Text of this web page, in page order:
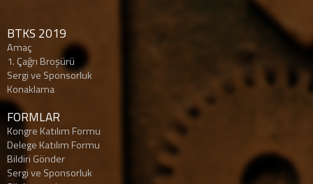
BTKS 2019
Amaç
1. Çağrı Broşürü
Sergi ve Sponsorluk
Konaklama
FORMLAR
Kongre Katılım Formu
Delege Katılım Formu
Bildiri Gönder
Sergi ve Sponsorluk